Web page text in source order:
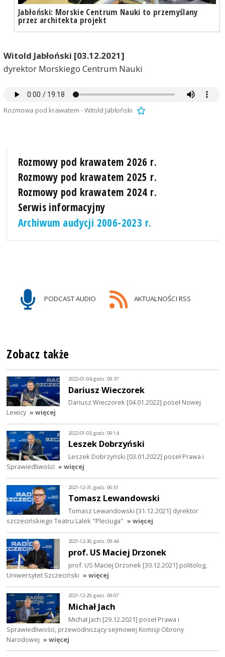
Jabłoński: Morskie Centrum Nauki to przemyślany
przez architekta projekt
Witold Jabłoński [03.12.2021]
dyrektor Morskiego Centrum Nauki
Rozmowa pod krawatem - Witold Jabłoński
Rozmowy pod krawatem 2026 r.
Rozmowy pod krawatem 2025 r.
Rozmowy pod krawatem 2024 r.
Serwis informacyjny
Archiwum audycji 2006-2023 r.
PODCAST AUDIO AKTUALNOŚCI RSS
Zobacz także
2022-01-04, godz. 09:37
Dariusz Wieczorek
Dariusz Wieczorek [04.01.2022] poseł Nowej
Lewicy » więcej
2022-01-03, godz. 09:14
Leszek Dobrzyński
Leszek Dobrzyński [03.01.2022] poseł Prawa i
Sprawiedliwości » więcej
2021-12-31, godz. 06:51
Tomasz Lewandowski
Tomasz Lewandowski [31.12.2021] dyrektor
szczecińskiego Teatru Lalek "Pleciuga" » więcej
2021-12-30, godz. 09:44
prof. US Maciej Drzonek
prof. US Maciej Drzonek [30.12.2021] politolog,
Uniwersytet Szczeciński » więcej
2021-12-29, godz. 09:07
Michał Jach
Michał Jach [29.12.2021] poseł Prawa i
Sprawiedliwości, przewodniczący sejmowej Komisji Obrony
Narodowej » więcej